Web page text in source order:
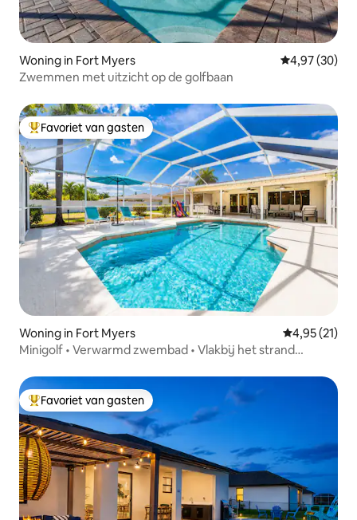
te komen? Dan staat Sunseeker klaar
om je te verwelkomen.
Woning in Fort Myers Gemiddelde
4,97 (30)
Zwemmen met uitzicht op de golfbaan
Topfavoriet van gasten
Favoriet van gasten
Woning in Fort Myers Gemiddelde
4,95 (21)
Minigolf • Verwarmd zwembad • Vlakbij het strand
Topfavoriet van gasten
Favoriet van gasten